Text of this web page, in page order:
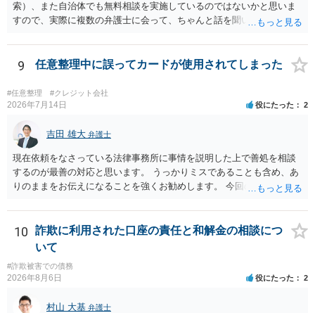
索）、また自治体でも無料相談を実施しているのではないかと思いま
すので、実際に複数の弁護士に会って、ちゃんと話を聞いてくれる
はそもそも事案を把握できていないようですので、御相談の案件につ
いては弁護士として能力不足なのかもしれません。相手にしない方が
かもしれません。
9 任意整理中に誤ってカードが使用されてしまった
#任意整理 #クレジット会社
2026年7月14日 役にたった 2
吉田 雄大 弁護士
現在依頼をなさっている法律事務所に事情を説明した上で善処を相談
するのが最善の対応と思います。 うっかりミスであることも含め、あ
りのままをお伝えになることを強くお勧めします。 今回のできごとだ
早ければ早いほどいいのは間違いありません。 ご健闘をお祈りいたし
ます。
10
詐欺に利用された口座の責任と和解金の相談につ
いて
#詐欺被害での債務
2026年8月6日 役にたった 2
村山 大基 弁護士